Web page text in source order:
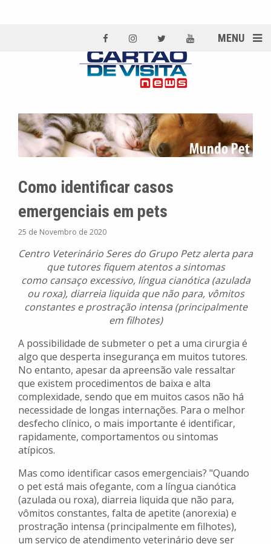
MENU
Como identificar casos
emergenciais em pets
25 de Novembro de 2020
Centro Veterinário Seres do Grupo Petz alerta para
que tutores fiquem atentos a sintomas
como cansaço excessivo, língua cianótica (azulada
ou roxa), diarreia liquida que não para, vômitos
constantes e prostração intensa (principalmente
em filhotes)
A possibilidade de submeter o pet a uma cirurgia é
algo que desperta insegurança em muitos tutores.
No entanto, apesar da apreensão vale ressaltar
que existem procedimentos de baixa e alta
complexidade, sendo que em muitos casos não há
necessidade de longas internações. Para o melhor
desfecho clínico, o mais importante é identificar,
rapidamente, comportamentos ou sintomas
atípicos.
Mas como identificar casos emergenciais? "Quando
o pet está mais ofegante, com a língua cianótica
(azulada ou roxa), diarreia liquida que não para,
vômitos constantes, falta de apetite (anorexia) e
prostração intensa (principalmente em filhotes),
um serviço de atendimento veterinário deve ser